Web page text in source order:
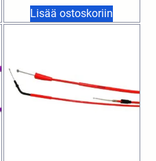
Lisää ostoskoriin